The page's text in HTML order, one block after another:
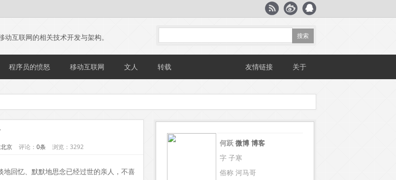
互联网的相关技术开发与架构。
程序员的愤怒 移动互联网 文人 转载 友情链接 关于
京 评论： 0条 浏览：3292
地回忆、默默地思念已经过世的亲人，不喜
何跃 微博 博客
字 子寒
俗称 河马哥